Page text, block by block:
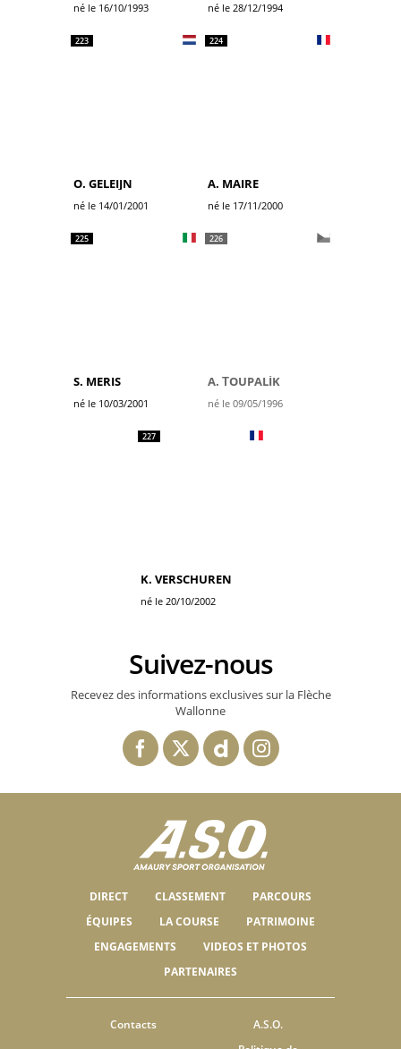
né le 16/10/1993 né le 28/12/1994
223
O. GELEIJN
né le 14/01/2001
224
A. MAIRE
né le 17/11/2000
225
S. MERIS
né le 10/03/2001
226
A. ŤOUPALÍK
né le 09/05/1996
227
K. VERSCHUREN
né le 20/10/2002
Suivez-nous
Recevez des informations exclusives sur la Flèche
Wallonne
DIRECT CLASSEMENT
PARCOURS
ÉQUIPES
LA COURSE
PATRIMOINE
ENGAGEMENTS
VIDEOS ET PHOTOS
PARTENAIRES
Contacts
A.S.O.